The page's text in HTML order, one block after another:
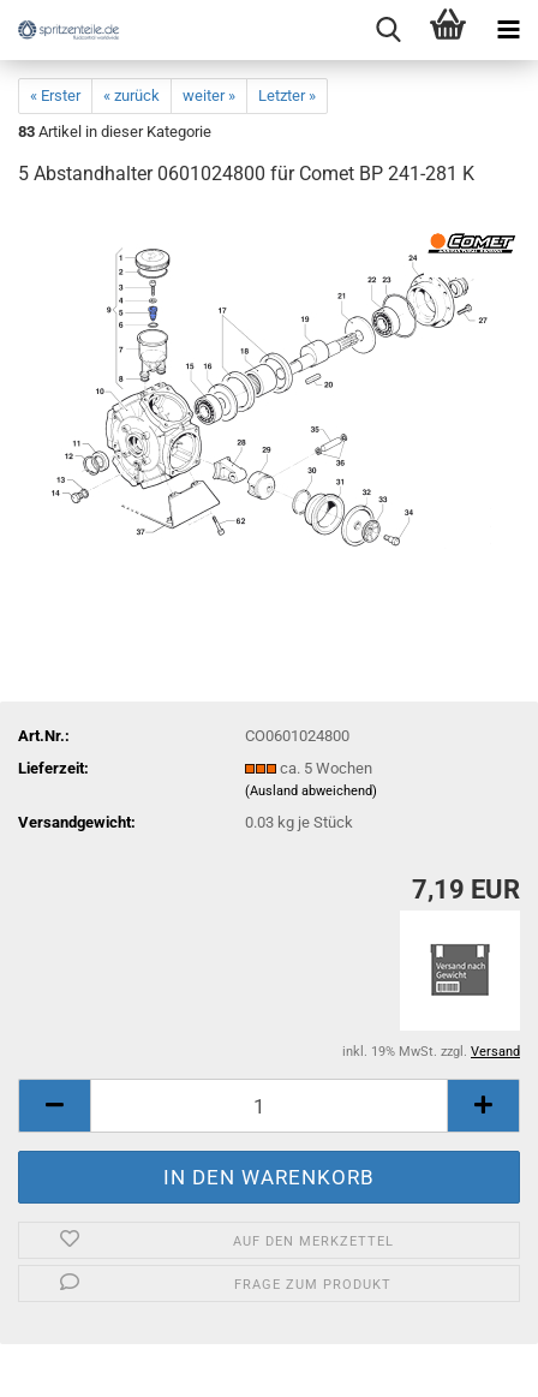
« Erster « zurück weiter »
Letzter »
83 Artikel in dieser Kategorie
5 Abstandhalter 0601024800 für Comet BP 241-281 K
Art.Nr.:
CO0601024800
Lieferzeit:
ca. 5 Wochen
(Ausland abweichend)
Versandgewicht: 0.03 kg je Stück
7,19 EUR
inkl. 19% MwSt. zzgl. Versand
AUF DEN MERKZETTEL
FRAGE ZUM PRODUKT